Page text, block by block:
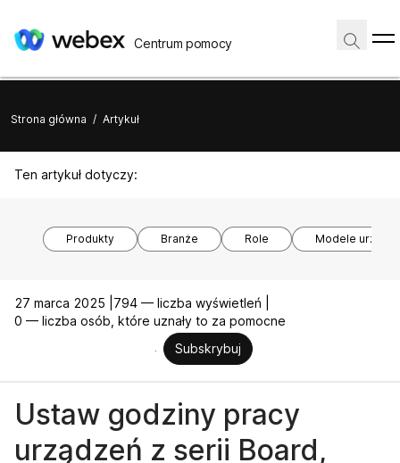
Centrum pomocy
Strona główna / Artykuł
Ten artykuł dotyczy:
Produkty Branże Role Modele
27 marca 2025 | 794 — liczba wyświetleń |
0 — liczba osób, które uznały to za pomocne
Subskrybuj
Ustaw godziny pracy
urządzeń z serii Board,